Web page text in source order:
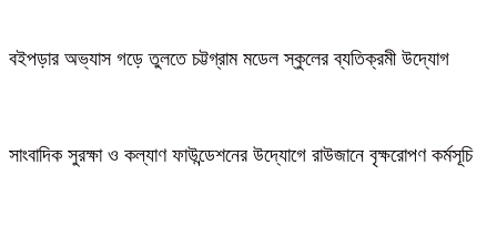
বইপড়ার অভ্যাস গড়ে তুলতে চট্টগ্রাম মডেল স্কুলের ব্যতিক্রমী উদ্যোগ
সাংবাদিক সুরক্ষা ও কল্যাণ ফাউন্ডেশনের উদ্যোগে রাউজানে বৃক্ষরোপণ কর্মসূচি